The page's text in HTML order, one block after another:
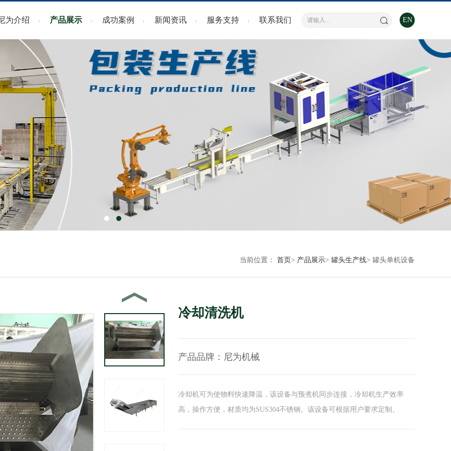
EN
为介绍 产品展示
旋盖机系列
杀菌机系列
贴标机系列
包装机系列
输送线设备
成功案例
清洗设备
新闻资讯 服务支持
资料下载
联系我们
当前位置： 首页> 产品展示> 罐头生产线> 罐头单机设备
冷却清洗机
产品品牌：尼为机械
冷却机可为使物料快速降温，该设备与预煮机同步连接，冷却机生产效率
高，操作方便，材质均为SUS304不锈钢。该设备可根据用户要求定制。